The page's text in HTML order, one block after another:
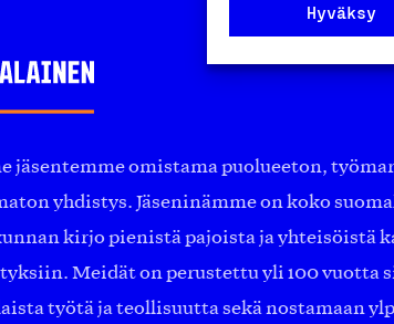
Hyväksy
jäsentemme omistama puolueeton,
yhdistys. Jäseninämme on koko
kirjo pienistä pajoista ja yhteisöistä
Meidät on perustettu yli 100 vuotta
työtä ja teollisuutta sekä nostamaan